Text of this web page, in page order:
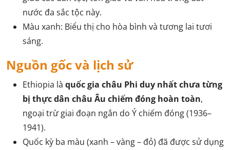
nước đa sắc tộc này.
Màu xanh: Biểu thị cho hòa bình và tương lai tươi
sáng.
Nguồn gốc và lịch sử
Ethiopia là quốc gia châu Phi duy nhất chưa từng
bị thực dân châu Âu chiếm đóng hoàn toàn,
ngoại trừ giai đoạn ngắn do Ý chiếm đóng (1936–
1941).
Quốc kỳ ba màu (xanh – vàng – đỏ) đã được sử dụng